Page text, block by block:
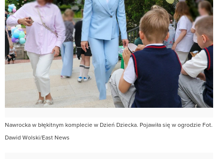
Nawrocka w błękitnym komplecie w Dzień Dziecka. Pojawiła się w ogrodzie Fot.
Dawid Wolski/East News